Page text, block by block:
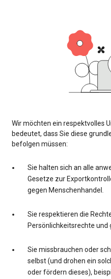
Wir möchten ein respektvolles
bedeutet, dass Sie diese
befolgen müssen:
Sie halten sich an alle
Gesetze zur
gegen Menschenhandel.
Sie respektieren die
Persönlichkeitsrechte
Sie missbrauchen oder
selbst (und drohen ein
oder fördern dieses),